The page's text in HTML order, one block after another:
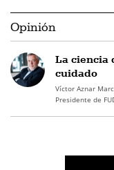
Opinión
La ciencia
cuidado
Víctor Aznar
Presidente de